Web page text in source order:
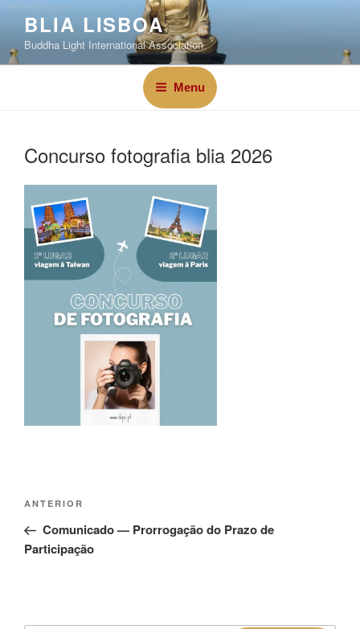
BLIA LISBOA
Buddha Light International Association
Menu
Concurso fotografia blia 2026
ANTERIOR
Comunicado — Prorrogação do Prazo de
Participação